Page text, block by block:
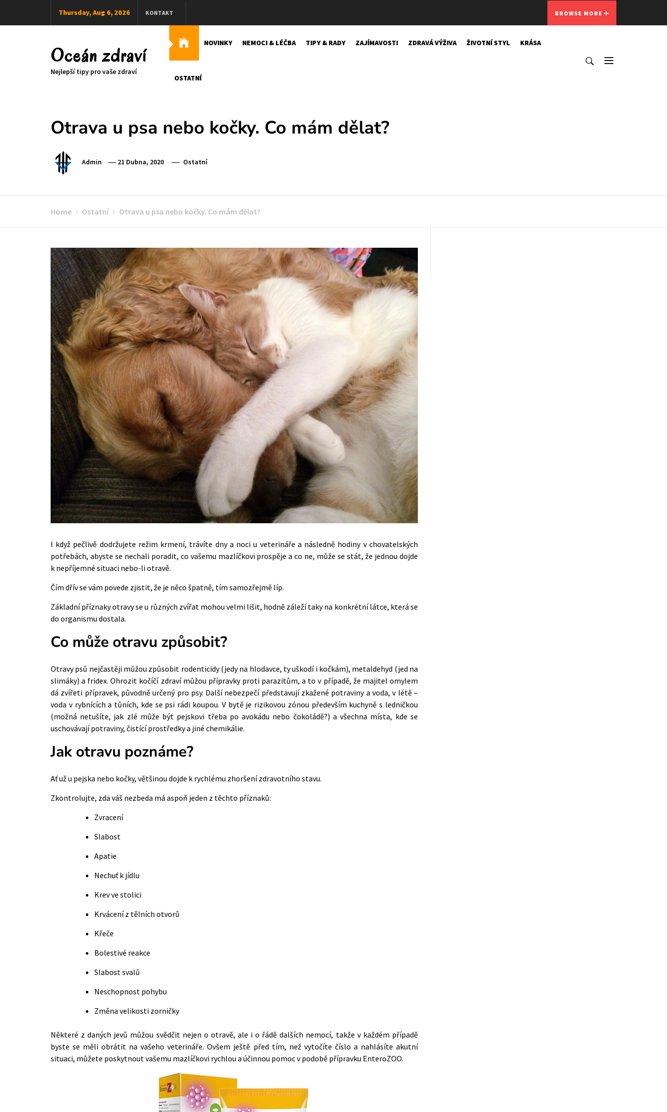
Thursday, Aug 6, 2026 KONTAKT BROWSE MORE
Oceán zdraví
Nejlepší tipy pro vaše zdraví
NOVINKY NEMOCI & LÉČBA TIPY & RADY ZAJÍMAVOSTI ZDRAVÁ VÝŽIVA ŽIVOTNÍ STYL KRÁSA
OSTATNÍ
Otrava u psa nebo kočky. Co mám dělat?
Admin 21 Dubna, 2020 Ostatní
Home Ostatní Otrava u psa nebo kočky. Co mám dělat?
I když pečlivě dodržujete režim krmení, trávíte dny a noci u veterináře a následně hodiny v chovatelských
potřebách, abyste se nechali poradit, co vašemu mazlíčkovi prospěje a co ne, může se stát, že jednou dojde
k nepříjemné situaci nebo-li otravě.
Čím dřív se vám povede zjistit, že je něco špatně, tím samozřejmě líp.
Základní příznaky otravy se u různých zvířat mohou velmi lišit, hodně záleží taky na konkrétní látce, která se
do organismu dostala.
Co může otravu způsobit?
Otravy psů nejčastěji můžou způsobit rodenticidy (jedy na hlodavce, ty uškodí i kočkám), metaldehyd (jed na
slimáky) a fridex. Ohrozit kočíčí zdraví můžou přípravky proti parazitům, a to v případě, že majitel omylem
dá zvířeti přípravek, původně určený pro psy. Další nebezpečí představují zkažené potraviny a voda, v létě –
voda v rybnících a tůních, kde se psi rádi koupou. V bytě je rizikovou zónou především kuchyně s ledničkou
(možná netušíte, jak zlé může být pejskovi třeba po avokádu nebo čokoládě?) a všechna místa, kde se
uschovávají potraviny, čistící prostředky a jiné chemikálie.
Jak otravu poznáme?
Ať už u pejska nebo kočky, většinou dojde k rychlému zhoršení zdravotního stavu.
Zkontrolujte, zda váš nezbeda má aspoň jeden z těchto příznaků:
Zvracení
Slabost
Apatie
Nechuť k jídlu
Krev ve stolici
Krvácení z tělních otvorů
Křeče
Bolestivé reakce
Slabost svalů
Neschopnost pohybu
Změna velikosti zorničky
Některé z daných jevů můžou svědčit nejen o otravě, ale i o řádě dalších nemocí, takže v každém případě
byste se měli obrátit na vašeho veterináře. Ovšem ještě před tím, než vytočíte číslo a nahlásíte akutní
situaci, můžete poskytnout vašemu mazlíčkovi rychlou a účinnou pomoc v podobě přípravku EnteroZOO.